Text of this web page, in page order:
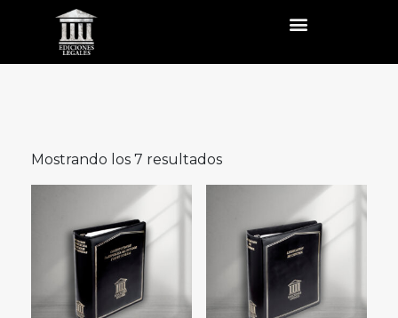
Mostrando los 7 resultados